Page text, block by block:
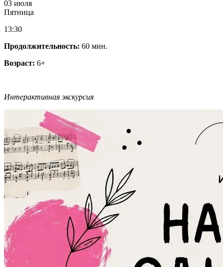
03 июля
Пятница
13:30
Продолжительность: 60 мин.
Возраст: 6+
Интерактивная экскурсия